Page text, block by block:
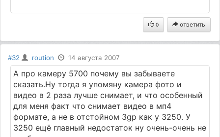
0 ответить
#32 roution 14 августа 2007
А про камеру 5700 почему вы забываете
сказать.Ну тогда я упомяну камера фото и
видео в 2 раза лучше снимает, и что особенный
для меня факт что снимает видео в мп4
формате, а не в отстойном 3gp как у 3250. У
3250 ещё главный недостаток ну очень-очень не